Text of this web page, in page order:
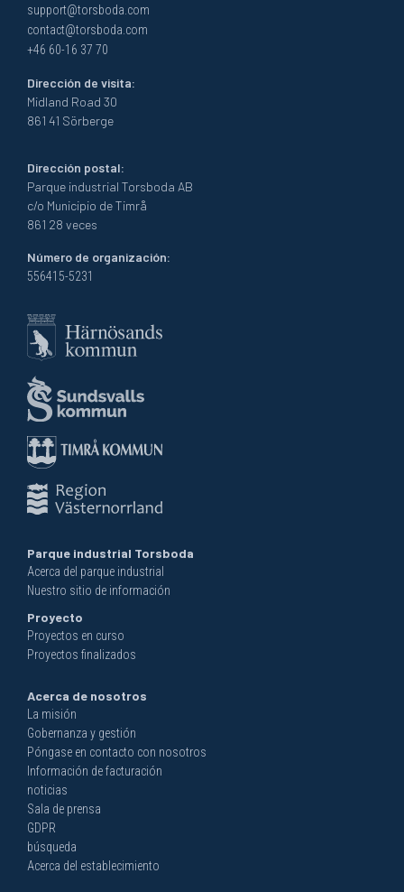
support@torsboda.com
contact@torsboda.com
+46 60-16 37 70
Dirección de visita:
Midland Road 30
861 41 Sörberge
Dirección postal:
Parque industrial Torsboda AB
c/o Municipio de Timrå
861 28 veces
Número de organización:
556415-5231
Parque industrial Torsboda
Acerca del parque industrial
Nuestro sitio de información
Proyecto
Proyectos en curso
Proyectos finalizados
Acerca de nosotros
La misión
Gobernanza y gestión
Póngase en contacto con nosotros
Información de facturación
noticias
Sala de prensa
GDPR
búsqueda
Acerca del establecimiento